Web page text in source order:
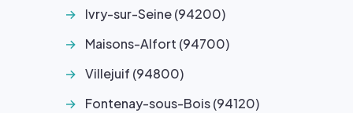
Ivry-sur-Seine (94200)
Maisons-Alfort (94700)
Villejuif (94800)
Fontenay-sous-Bois (94120)